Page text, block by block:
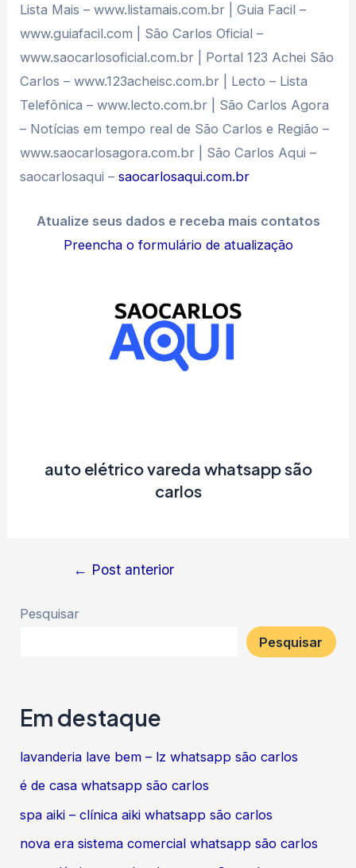
Lista Mais – www.listamais.com.br | Guia Facil –
www.guiafacil.com | São Carlos Oficial –
www.saocarlosoficial.com.br | Portal 123 Achei São
Carlos – www.123acheisc.com.br | Lecto – Lista
Telefônica – www.lecto.com.br | São Carlos Agora
– Notícias em tempo real de São Carlos e Região –
www.saocarlosagora.com.br | São Carlos Aqui –
saocarlosaqui –saocarlosaqui.com.br
Atualize seus dados e receba mais contatos
Preencha o formulário de atualização
auto elétrico vareda whatsapp são
carlos
Navegação
Post
← Post anterior
Pesquisar
Pesquisar
Em destaque
lavanderia lave bem – lz whatsapp são carlos
é de casa whatsapp são carlos
spa aiki – clínica aiki whatsapp são carlos
nova era sistema comercial whatsapp são carlos